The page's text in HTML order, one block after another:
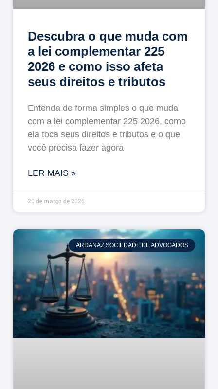
Descubra o que muda com
a lei complementar 225
2026 e como isso afeta
seus direitos e tributos
Entenda de forma simples o que muda
com a lei complementar 225 2026, como
ela toca seus direitos e tributos e o que
você precisa fazer agora
LER MAIS »
20 de março de 2026
ARDANAZ SOCIEDADE DE ADVOGADOS